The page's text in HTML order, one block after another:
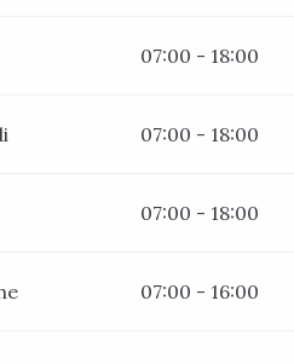
07:00 - 18:00
07:00 - 18:00
07:00 - 18:00
07:00 - 16:00